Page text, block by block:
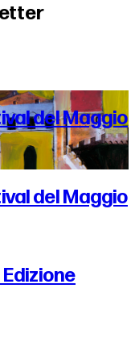
del Maggio
del Maggio